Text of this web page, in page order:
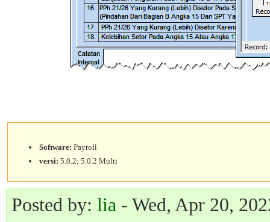
Software: Payroll
versi: 5.0.2; 5.0.2 Multi
Posted by: lia - Wed, Apr 20,